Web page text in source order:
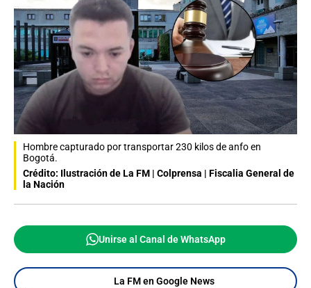
Hombre capturado por transportar 230 kilos de anfo en
Bogotá.
Crédito: Ilustración de La FM | Colprensa | Fiscalia General de
la Nación
Unirse al Canal de WhatsApp
La FM en Google News